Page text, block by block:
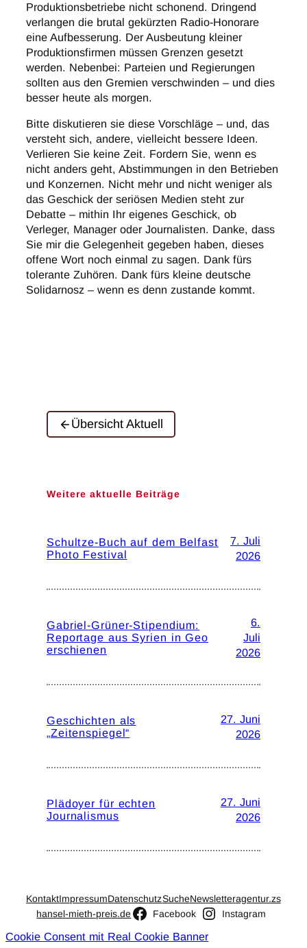
Produktionsbetriebe nicht schonend. Dringend
verlangen die brutal gekürzten Radio-Honorare
eine Aufbesserung. Der Ausbeutung kleiner
Produktionsfirmen müssen Grenzen gesetzt
werden. Nebenbei: Parteien und Regierungen
sollten aus den Gremien verschwinden – und dies
besser heute als morgen.
Bitte diskutieren sie diese Vorschläge – und, das
versteht sich, andere, vielleicht bessere Ideen.
Verlieren Sie keine Zeit. Fordern Sie, wenn es
nicht anders geht, Abstimmungen in den Betrieben
und Konzernen. Nicht mehr und nicht weniger als
das Geschick der seriösen Medien steht zur
Debatte – mithin Ihr eigenes Geschick, ob
Verleger, Manager oder Journalisten. Danke, dass
Sie mir die Gelegenheit gegeben haben, dieses
offene Wort noch einmal zu sagen. Dank fürs
tolerante Zuhören. Dank fürs kleine deutsche
Solidarnosz – wenn es denn zustande kommt.
Übersicht Aktuell
Weitere aktuelle Beiträge
Schultze-Buch auf dem Belfast
Photo Festival
7. Juli
2026
Gabriel-Grüner-Stipendium:
Reportage aus Syrien in Geo
erschienen
6.
Juli
2026
Geschichten als
„Zeitenspiegel“
27. Juni
2026
Plädoyer für echten
Journalismus
27. Juni
2026
KontaktImpressumDatenschutzSucheNewsletteragentur.zs
hansel-mieth-preis.de
Facebook Instagram
Cookie Consent mit Real Cookie Banner